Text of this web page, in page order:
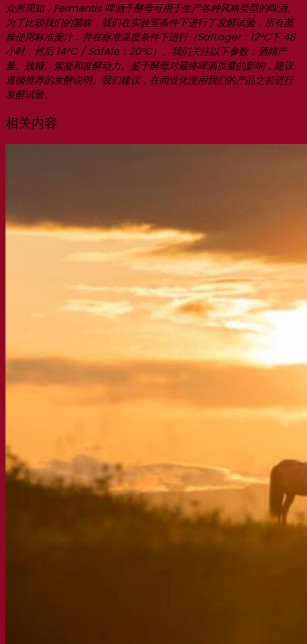
众所周知，Fermentis 啤酒干酵母可用于生产各种风格类型的啤酒。
为了比较我们的菌株，我们在实验室条件下进行了发酵试验，所有菌
株使用标准麦汁，并在标准温度条件下进行（SafLager：12°C下 48
小时，然后 14°C / SafAle：20°C）。我们关注以下参数：酒精产
量、残糖、絮凝和发酵动力。鉴于酵母对最终啤酒质量的影响，建议
遵循推荐的发酵说明。我们建议，在商业化使用我们的产品之前进行
发酵试验。
相关内容